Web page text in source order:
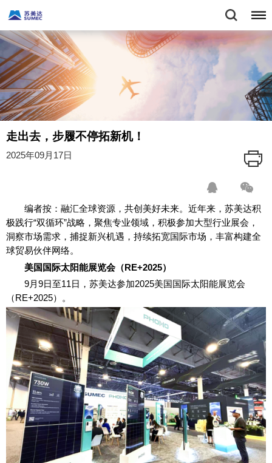
走出去，步履不停拓新机！
2025年09月17日
编者按：融汇全球资源，共创美好未来。近年来，苏美达积
极践行“双循环”战略，聚焦专业领域，积极参加大型行业展会，
洞察市场需求，捕捉新兴机遇，持续拓宽国际市场，丰富构建全
球贸易伙伴网络。
美国国际太阳能展览会（RE+2025）
9月9日至11日，苏美达参加2025美国国际太阳能展览会
（RE+2025）。